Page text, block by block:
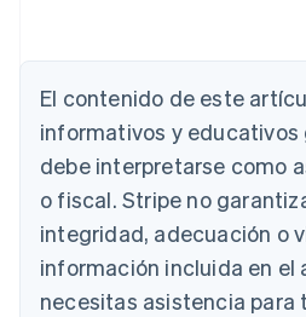
El contenido de este
informativos y educativos
debe interpretarse como
o fiscal. Stripe no
integridad, adecuación o
información incluida en el
necesitas asistencia para
DeutschEnglish
Australia
English
Austria
DeutschEnglish
Nederlands FrançaisDeutsch
Brasil
Português English
Bulgaria
English